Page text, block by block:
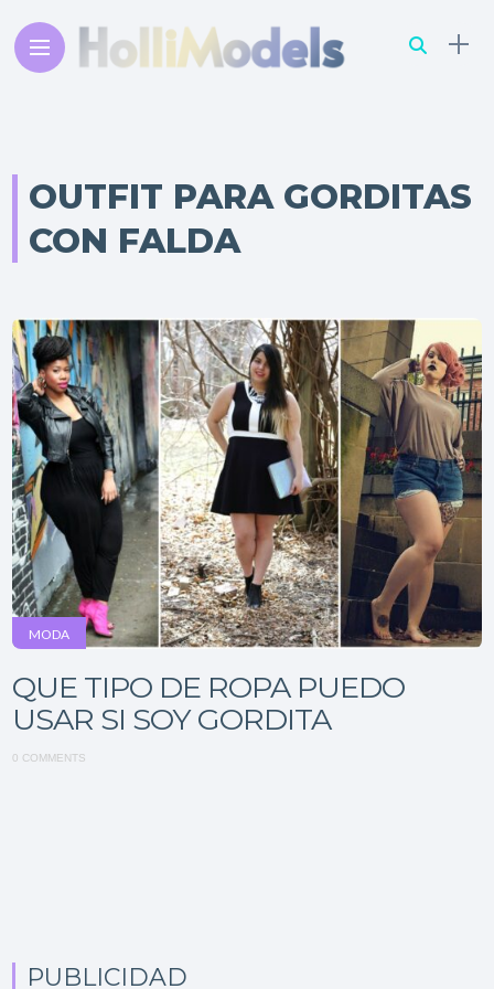
OUTFIT PARA GORDITAS
CON FALDA
MODA
QUE TIPO DE ROPA PUEDO
USAR SI SOY GORDITA
0 COMMENTS
PUBLICIDAD